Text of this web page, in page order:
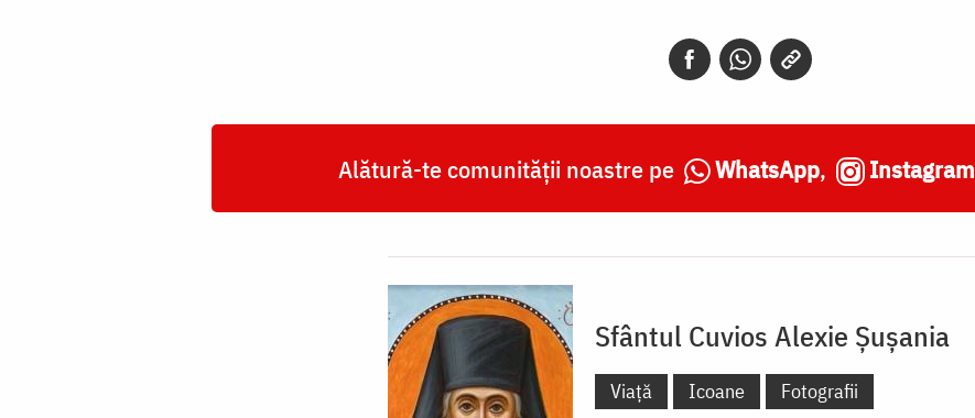
Alătură-te comunității noastre pe WhatsApp, Instagram
Sfântul Cuvios Alexie Șușania
Viață Icoane Fotografii